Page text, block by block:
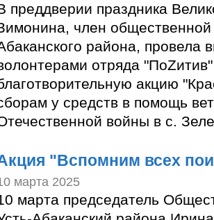
преддверии праздника
член общественной
района, провела
отряда
акцию
у средств в помощь
войны в с.
"Вспомним всех
марта 2025
марта председатель